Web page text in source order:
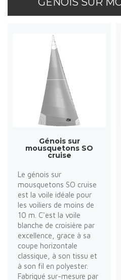
Génois sur
mousquetons SO
cruise
Le génois sur
mousquetons SO cruise
est la voile idéale pour
les voiliers de moins de
10 m. C'est la voile
blanche de croisière par
excellence, grace à sa
coupe horizontale
classique, à son tissu et
à son fil en polyester.
Fabriqué sur-mesure par